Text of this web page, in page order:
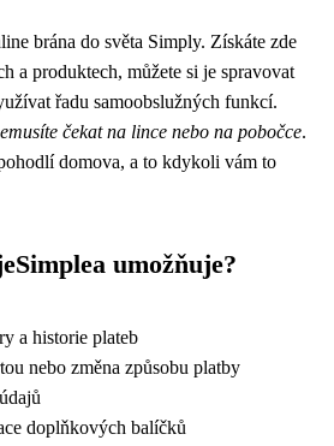
brána do světa Simply. Získáte zde
a produktech, můžete si je spravovat
řadu samoobslužných funkcí.
čekat na lince nebo na pobočce.
domova, a to kdykoli vám to
umožňuje?
a historie plateb
nebo změna způsobu platby
doplňkových balíčků